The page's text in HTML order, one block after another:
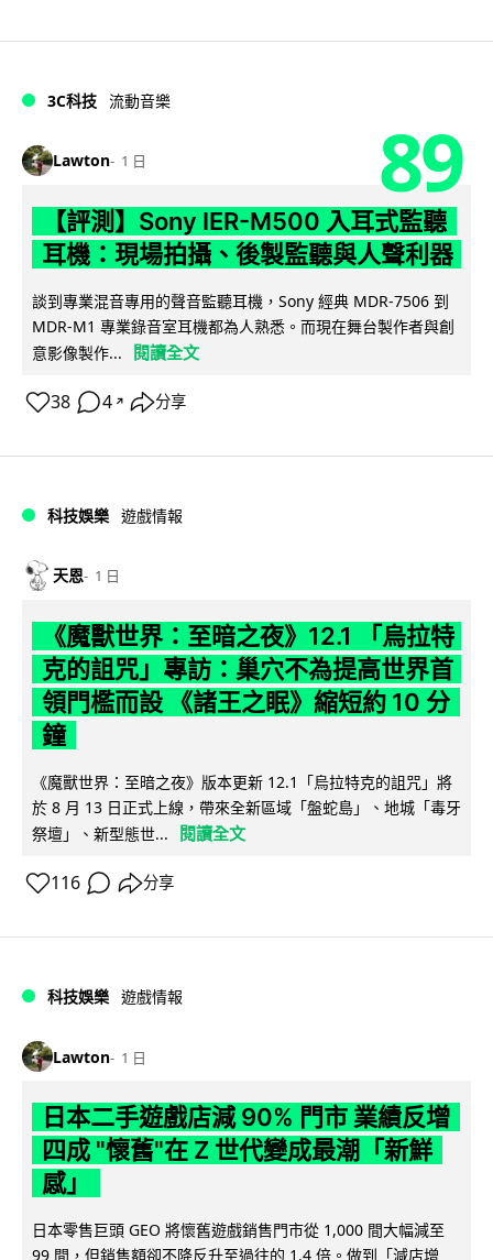
3C科技 流動音樂
Lawton 1 日 89
【評測】Sony IER-M500 入耳式監聽
耳機：現場拍攝、後製監聽與人聲利器
談到專業混音專用的聲音監聽耳機，Sony 經典 MDR-7506 到
MDR-M1 專業錄音室耳機都為人熟悉。而現在舞台製作者與創
意影像製作...
閱讀全文
38 4 ↗ 分享
科技娛樂 遊戲情報
天恩 1 日
《魔獸世界：至暗之夜》12.1 「烏拉特
克的詛咒」專訪：巢穴不為提高世界首
領門檻而設 《諸王之眠》縮短約 10 分
鐘
《魔獸世界：至暗之夜》版本更新 12.1「烏拉特克的詛咒」將
於 8 月 13 日正式上線，帶來全新區域「盤蛇島」、地城「毒牙
祭壇」、新型態世...
閱讀全文
116 分享
科技娛樂 遊戲情報
Lawton 1 日
日本二手遊戲店減 90% 門市 業績反增
四成 "懷舊"在 Z 世代變成最潮「新鮮
感」
日本零售巨頭 GEO 將懷舊遊戲銷售門市從 1,000 間大幅減至
99 間，但銷售額卻不降反升至過往的 1.4 倍。做到「減店增